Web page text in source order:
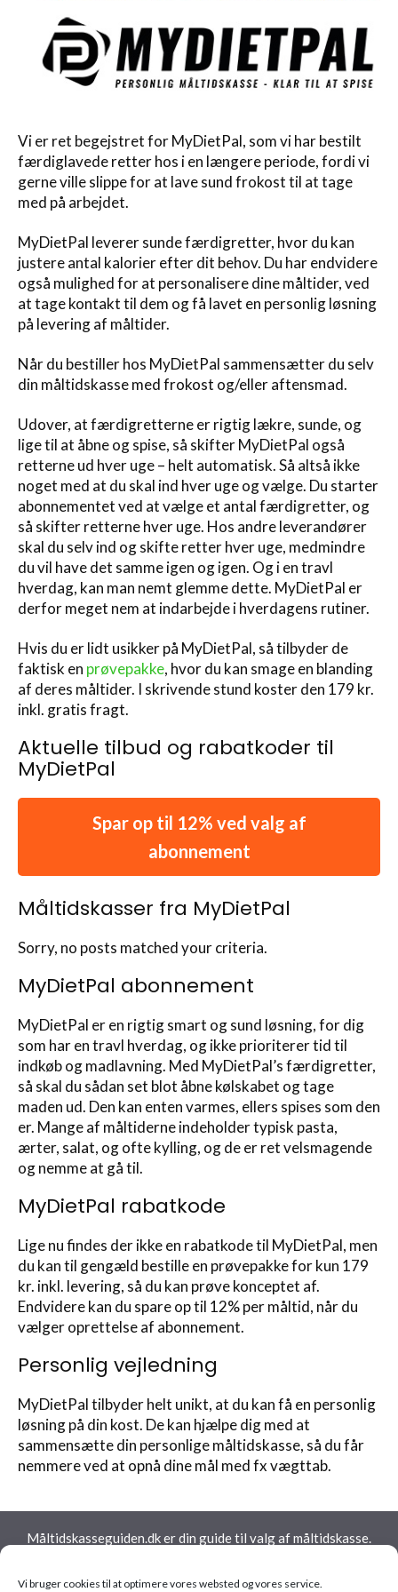
Vi bruger cookies til at optimere vores websted og vores service.
Vi er ret begejstret for MyDietPal, som vi har bestilt
færdiglavede retter hos i en længere periode, fordi vi
gerne ville slippe for at lave sund frokost til at tage
med på arbejdet.
MyDietPal leverer sunde færdigretter, hvor du kan
justere antal kalorier efter dit behov. Du har endvidere
også mulighed for at personalisere dine måltider, ved
at tage kontakt til dem og få lavet en personlig løsning
på levering af måltider.
Når du bestiller hos MyDietPal sammensætter du selv
din måltidskasse med frokost og/eller aftensmad.
Udover, at færdigretterne er rigtig lækre, sunde, og
lige til at åbne og spise, så skifter MyDietPal også
retterne ud hver uge – helt automatisk. Så altså ikke
noget med at du skal ind hver uge og vælge. Du starter
abonnementet ved at vælge et antal færdigretter, og
så skifter retterne hver uge. Hos andre leverandører
skal du selv ind og skifte retter hver uge, medmindre
du vil have det samme igen og igen. Og i en travl
hverdag, kan man nemt glemme dette. MyDietPal er
derfor meget nem at indarbejde i hverdagens rutiner.
Hvis du er lidt usikker på MyDietPal, så tilbyder de
faktisk en prøvepakke, hvor du kan smage en blanding
af deres måltider. I skrivende stund koster den 179 kr.
inkl. gratis fragt.
Aktuelle tilbud og rabatkoder til
MyDietPal
Spar op til 12% ved valg af
abonnement
Måltidskasser fra MyDietPal
Sorry, no posts matched your criteria.
MyDietPal abonnement
MyDietPal er en rigtig smart og sund løsning, for dig
som har en travl hverdag, og ikke prioriterer tid til
indkøb og madlavning. Med MyDietPal’s færdigretter,
så skal du sådan set blot åbne kølskabet og tage
maden ud. Den kan enten varmes, ellers spises som den
er. Mange af måltiderne indeholder typisk pasta,
ærter, salat, og ofte kylling, og de er ret velsmagende
og nemme at gå til.
MyDietPal rabatkode
Lige nu findes der ikke en rabatkode til MyDietPal, men
du kan til gengæld bestille en prøvepakke for kun 179
kr. inkl. levering, så du kan prøve konceptet af.
Endvidere kan du spare op til 12% per måltid, når du
vælger oprettelse af abonnement.
Personlig vejledning
MyDietPal tilbyder helt unikt, at du kan få en personlig
løsning på din kost. De kan hjælpe dig med at
sammensætte din personlige måltidskasse, så du får
nemmere ved at opnå dine mål med fx vægttab.
Måltidskasseguiden.dk er din guide til valg af måltidskasse.